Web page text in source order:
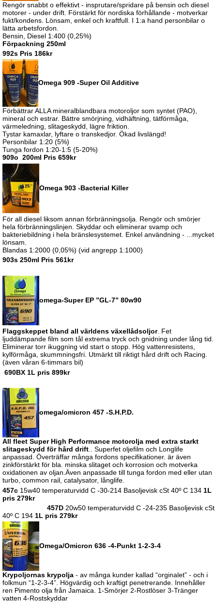
Rengör snabbt o effektivt - insprutare/spridare på bensin och diesel
motorer - under drift. Förstärkt för nordiska förhållande - motverkar
fukt/kondens. Lönsam, enkel och kraftfull. I 1:a hand personbilar o
lätta arbetsfordon.
Bensin, Diesel 1:400 (0,25%)
Förpackning 250ml
992s Pris 186kr
Omega 909 -Super Oil Additive
Förbättrar ALLA mineralblandbara motoroljor som syntet (PAO),
mineral och estrar. Bättre smörjning, vidhäftning, tätförmåga,
värmeledning, slitageskydd, lägre friktion.
Tystar kamaxlar, lyftare o transkedjor. Ökad livslängd!
Personbilar 1:20 (5%)
Tunga fordon 1:20-1:5 (5-20%)
909o 200ml Pris 659kr
Omega 903 -Bacterial Killer
För all diesel liksom annan förbränningsolja. Rengör och smörjer
hela förbränningslinjen. Skyddar och eliminerar svamp och
bakteriebildning i hela bränslesystemet. Enkel användning - ...mycket
lönsam.
Blandas 1:2000 (0,05%) (vid angrepp 1:1000)
903s 250ml Pris 561kr
omega-Super EP ”GL-7” 80w90
Flaggskeppet bland all världens växellådsoljor. Fet
ljuddämpande film som tål extrema tryck och gnidning under lång tid.
Eliminerar torr ikuggning vid start o stopp. Hög vattenresistens,
kylförmåga, skummningsfri. Utmärkt till riktigt hård drift och Racing.
(även våran 6-timmars bil)
690BX 1L pris 899kr
omega/omicron 457 -S.H.P.D.
All fleet Super High Performance motorolja med extra starkt
slitageskydd för hård drift .. Superfet oljefilm och Longlife
anpassad. Överträffar många fordons specifikationer. är även
zinkförstärkt för bla. minska slitaget och korrosion och motverka
oxidationen av oljan.Även anpassade till tunga fordon med eller utan
turbo, common rail, catalysator, långlife.
457c 15w40 temperaturvidd C -30-214 Basoljevisk cSt 40º C 134 1L
pris 279kr
457D 20w50 temperaturvidd C -24-235 Basoljevisk cSt
40º C 194 1L pris 279kr
Omega/Omicron 636 -4-Punkt 1-2-3-4
Krypoljornas krypolja - av många kunder kallad “orginalet” - och i
folkmun “1-2-3-4”. Högvärdig och kraftigt penetrerande. Innehåller
ren Pimento olja från Jamaica. 1-Smörjer 2-Rostlöser 3-Tränger
vatten 4-Rostskyddar